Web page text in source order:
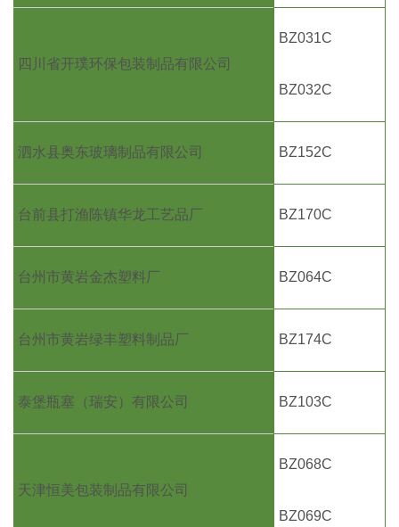
四川省开璞环保包装制品有限公司
BZ031C
BZ032C
泗水县奥东玻璃制品有限公司 BZ152C
台前县打渔陈镇华龙工艺品厂 BZ170C
台州市黄岩金杰塑料厂 BZ064C
台州市黄岩绿丰塑料制品厂 BZ174C
泰堡瓶塞（瑞安）有限公司 BZ103C
天津恒美包装制品有限公司
BZ068C
BZ069C